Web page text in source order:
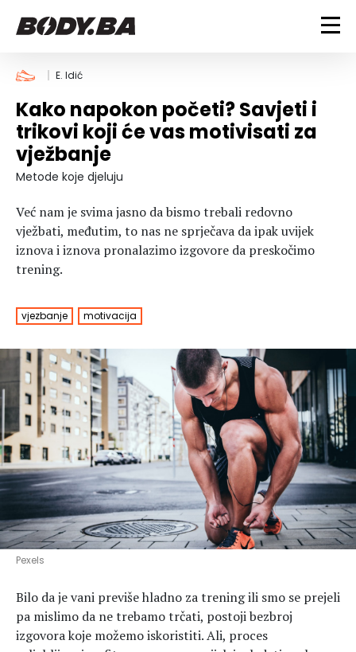
FITNESS
Vježbanje
Mršanje
Discipline
Indoor & Outdoor
BODYBUILDING
Trening i vježbe
Takmičarski bodybuilding
Ostalo
ISHRANA
Nutricionizam
Recepti
Suplementi
ZDRAVLJE
Um i tijelo
Povrede i bolesti
Trudnice
LIFESTYLE
Fitness
Ishrana
Zdravlje
Hedonizam
MAGAZIN
Njega nje
Njega njega
Šminka
Tehnologija
KALORIJE
E. Idić
Kako napokon početi? Savjeti i
trikovi koji će vas motivisati za
vježbanje
Metode koje djeluju
Već nam je svima jasno da bismo trebali redovno
vježbati, međutim, to nas ne sprječava da ipak uvijek
iznova i iznova pronalazimo izgovore da preskočimo
trening.
vjezbanje motivacija
Pexels
Bilo da je vani previše hladno za trening ili smo se prejeli
pa mislimo da ne trebamo trčati, postoji bezbroj
izgovora koje možemo iskoristiti. Ali, proces